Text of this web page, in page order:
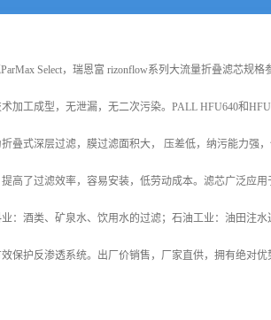
Select，瑞恩富 rizonflow系列大流量折叠滤芯规
加工成型，无泄漏，无二次污染。PALL HFU640和
叠式深层过滤，膜过滤面积大， 压差低，纳污能力强
高了过滤效率，容易安装，低劳动成本。滤芯广泛应
：酒类、矿泉水、饮用水的过滤；石油工业：油田注
保护反渗透系统。出厂价销售，厂家直供，拥有绝对优